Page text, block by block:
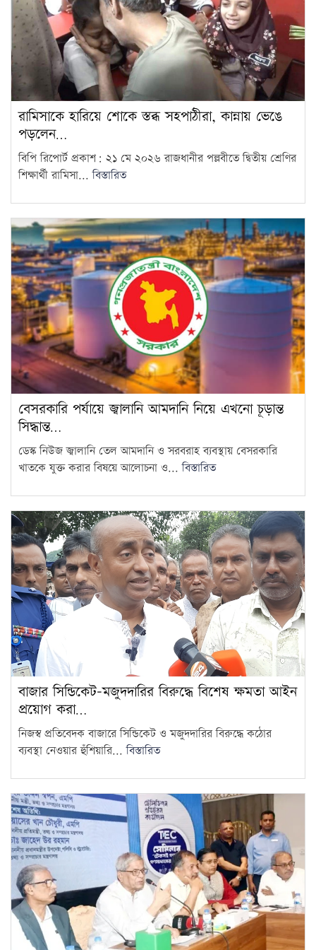
রামিসাকে হারিয়ে শোকে স্তব্ধ সহপাঠীরা, কান্নায় ভেঙে
পড়লেন…
বিপি রিপোর্ট প্রকাশ: ২১ মে ২০২৬ রাজধানীর পল্লবীতে দ্বিতীয় শ্রেণির
শিক্ষার্থী রামিসা...বিস্তারিত
বেসরকারি পর্যায়ে জ্বালানি আমদানি নিয়ে এখনো চূড়ান্ত
সিদ্ধান্ত…
ডেস্ক নিউজ জ্বালানি তেল আমদানি ও সরবরাহ ব্যবস্থায় বেসরকারি
খাতকে যুক্ত করার বিষয়ে আলোচনা ও...বিস্তারিত
বাজার সিন্ডিকেট-মজুদদারির বিরুদ্ধে বিশেষ ক্ষমতা আইন
প্রয়োগ করা…
নিজস্ব প্রতিবেদক বাজারে সিন্ডিকেট ও মজুদদারির বিরুদ্ধে কঠোর
ব্যবস্থা নেওয়ার হুঁশিয়ারি...বিস্তারিত